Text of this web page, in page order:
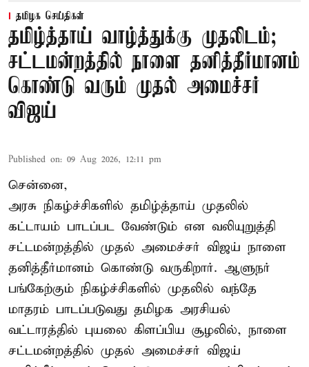
தமிழக செய்திகள்
தமிழ்த்தாய் வாழ்த்துக்கு முதலிடம்;
சட்டமன்றத்தில் நாளை தனித்தீர்மானம்
கொண்டு வரும் முதல் அமைச்சர்
விஜய்
Published on: 09 Aug 2026, 12:11 pm
சென்னை,
அரசு நிகழ்ச்சிகளில் தமிழ்த்தாய் முதலில்
கட்டாயம் பாடப்பட வேண்டும் என வலியுறுத்தி
சட்டமன்றத்தில் முதல் அமைச்சர் விஜய் நாளை
தனித்தீர்மானம் கொண்டு வருகிறார். ஆளுநர்
பங்கேற்கும் நிகழ்ச்சிகளில் முதலில் வந்தே
மாதரம் பாடப்படுவது தமிழக அரசியல்
வட்டாரத்தில் புயலை கிளப்பிய சூழலில், நாளை
சட்டமன்றத்தில் முதல் அமைச்சர் விஜய்